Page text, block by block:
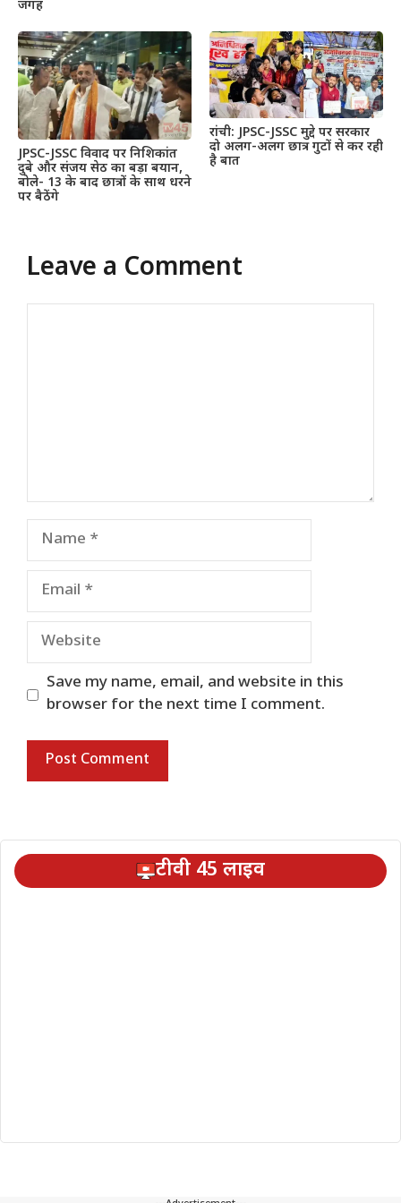
जगह
JPSC-JSSC विवाद पर निशिकांत
दुबे और संजय सेठ का बड़ा बयान,
बोले- 13 के बाद छात्रों के साथ धरने
पर बैठेंगे
रांची: JPSC-JSSC मुद्दे पर सरकार
दो अलग-अलग छात्र गुटों से कर रही
है बात
Leave a Comment
Name
Email
Website
Save my name, email, and website in this
browser for the next time I comment.
टीवी 45 लाइव